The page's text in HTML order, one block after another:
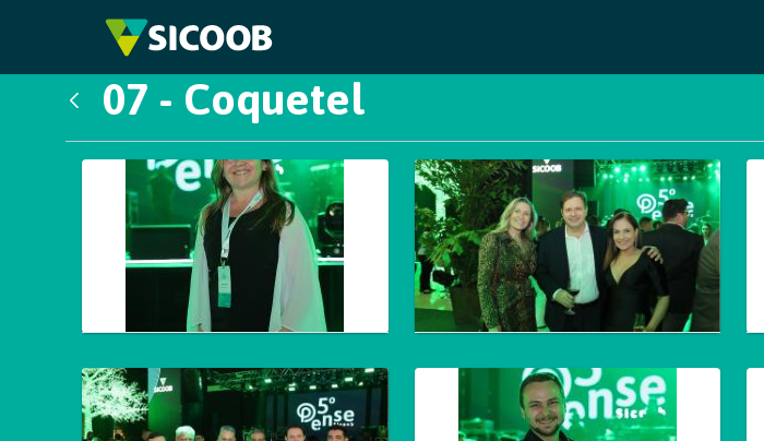
Pular para o Conteúdo principal
07 - Coquetel
Galeria de Mídias